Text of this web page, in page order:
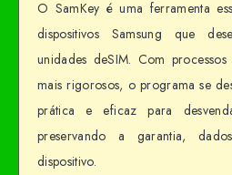
O SamKey é uma ferramenta
dispositivos Samsung que
unidades deSIM. Com
mais rigorosos, o programa se
prática e eficaz para
preservando a garantia,
dispositivo.